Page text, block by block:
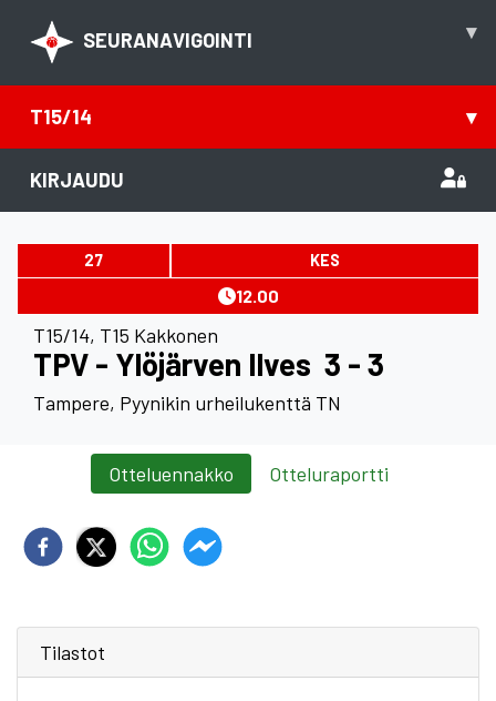
SEURANAVIGOINTI ▾
T15/14 ▾
KIRJAUDU
27 KES
12.00
T15/14, T15 Kakkonen
TPV - Ylöjärven Ilves 3 - 3
Tampere, Pyynikin urheilukenttä TN
Otteluennakko Otteluraportti
Tilastot